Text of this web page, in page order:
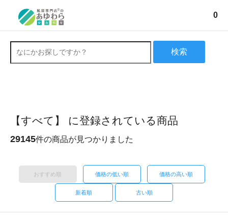
0
検索
【すべて】 に登録されている商品
29145件の商品が見つかりました
おすすめ順 価格の低い順 価格の高い順
新着順 古い順